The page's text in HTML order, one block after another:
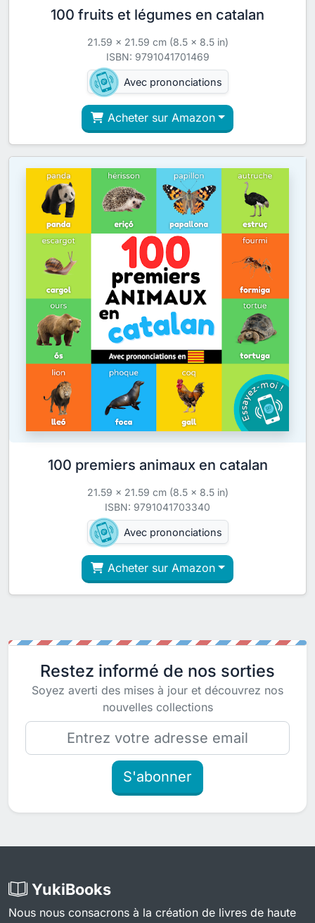
100 fruits et légumes en catalan
21.59 x 21.59 cm (8.5 x 8.5 in)
ISBN: 9791041701469
Avec prononciations
Acheter sur Amazon
100 premiers animaux en catalan
21.59 x 21.59 cm (8.5 x 8.5 in)
ISBN: 9791041703340
Avec prononciations
Acheter sur Amazon
Restez informé de nos sorties
Soyez averti des mises à jour et découvrez nos
nouvelles collections
S'abonner
YukiBooks
Nous nous consacrons à la création de livres de haute